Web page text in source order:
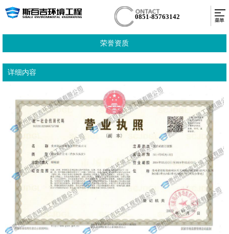
0851-85763142
荣誉资质
详细内容